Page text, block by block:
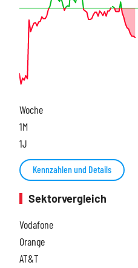
Woche
1M
1J
Kennzahlen und Details
Sektorvergleich
Vodafone
Orange
AT&T